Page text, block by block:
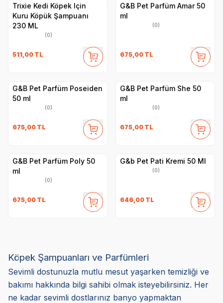
Trixie Kedi Köpek Için
Kuru Köpük Şampuanı
230 ML
(0)
511,00 TL
G&B Pet Parfüm Amar 50
ml
(0)
675,00 TL
G&B Pet Parfüm Poseiden
50 ml
(0)
675,00 TL
G&B Pet Parfüm She 50
ml
(0)
675,00 TL
G&B Pet Parfüm Poly 50
ml
(0)
675,00 TL
G&b Pet Pati Kremi 50 Ml
(0)
646,00 TL
Köpek Şampuanları ve Parfümleri
Sevimli dostunuzla mutlu mesut yaşarken temizliği ve
bakımı hakkında bilgi sahibi olmak isteyebilirsiniz. Her
ne kadar sevimli dostlarınız banyo yapmaktan